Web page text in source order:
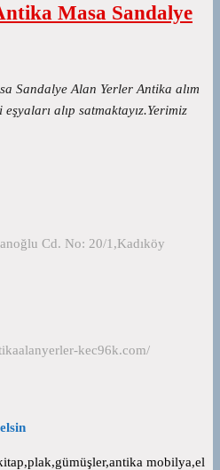
Masa Sandalye
Sandalye Alan Yerler Antika alım
alıp satmaktayız.Yerimiz
Cd. No: 20/1,Kadıköy
kec96k.com/
mobilya,el